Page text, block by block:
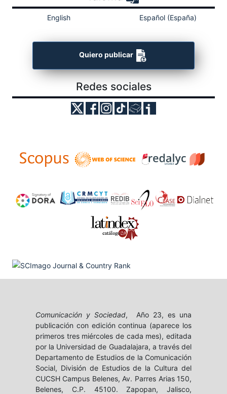
English Español (España)
Quiero publicar
Redes sociales
Comunicación y Sociedad, Año 23, es una
publicación con edición continua (aparece los
primeros tres miércoles de cada mes), editada
por la Universidad de Guadalajara, a través del
Departamento de Estudios de la Comunicación
Social, División de Estudios de la Cultura del
CUCSH Campus Belenes, Av. Parres Arias 150,
Belenes, C.P. 45100. Zapopan, Jalisco,